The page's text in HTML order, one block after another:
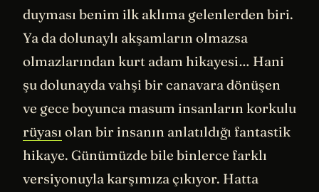
duyması benim ilk aklıma gelenlerden biri.
Ya da dolunaylı akşamların olmazsa
olmazlarından kurt adam hikayesi… Hani
şu dolunayda vahşi bir canavara dönüşen
ve gece boyunca masum insanların korkulu
rüyası olan bir insanın anlatıldığı fantastik
hikaye. Günümüzde bile binlerce farklı
versiyonuyla karşımıza çıkıyor. Hatta